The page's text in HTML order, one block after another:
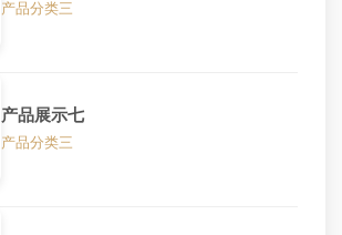
产品分类三
产品展示七
产品分类三